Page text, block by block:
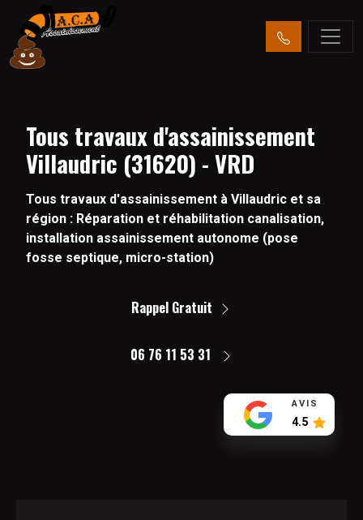
Tous travaux d'assainissement
Villaudric (31620) - VRD
Tous travaux d'assainissement à Villaudric et sa
région : Réparation et réhabilitation canalisation,
installation assainissement autonome (pose
fosse septique, micro-station)
Rappel Gratuit
06 76 11 53 31
AVIS
4.5